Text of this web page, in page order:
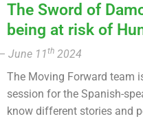
The Sword of
being at risk of
June 11th 2024
The Moving Forward team
session for the Spanish-
know different stories and